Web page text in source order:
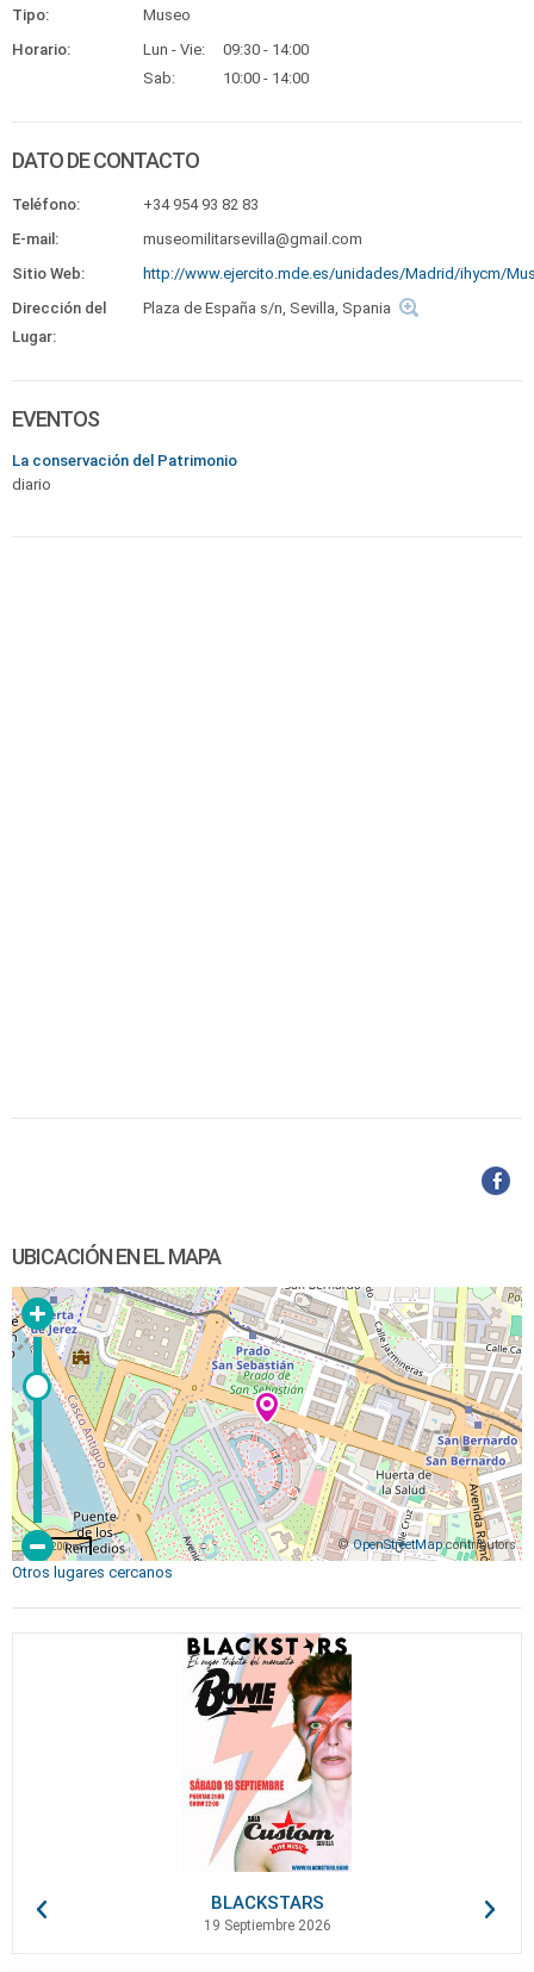
Tipo:
Museo
Horario:
Lun - Vie:
09:30 - 14:00
Sab:
10:00 - 14:00
DATO DE CONTACTO
Teléfono:
+34 954 93 82 83
E-mail:
museomilitarsevilla@gmail.com
Sitio Web:
http://www.ejercito.mde.es/unidades/Madrid/ihycm/
Dirección del
Lugar:
Plaza de España s/n, Sevilla, Spania
EVENTOS
La conservación del Patrimonio
diario
UBICACIÓN EN EL MAPA
©OpenStreetMapcontributors
200 m
Otros lugares cercanos
BLACKSTARS
19 Septiembre 2026